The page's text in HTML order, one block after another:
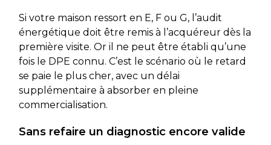
Si votre maison ressort en E, F ou G, l’audit
énergétique doit être remis à l’acquéreur dès la
première visite. Or il ne peut être établi qu’une
fois le DPE connu. C’est le scénario où le retard
se paie le plus cher, avec un délai
supplémentaire à absorber en pleine
commercialisation.
Sans refaire un diagnostic encore valide